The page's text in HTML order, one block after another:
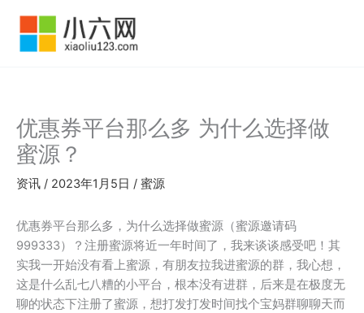
优惠券平台那么多 为什么选择做
蜜源？
资讯 / 2023年1月5日 / 蜜源
优惠券平台那么多，为什么选择做蜜源（蜜源邀请码
999333）？注册蜜源将近一年时间了，我来谈谈感受吧！其
实我一开始没有看上蜜源，有朋友拉我进蜜源的群，我心想，
这是什么乱七八糟的小平台，根本没有进群，后来是在极度无
聊的状态下注册了蜜源，想打发打发时间找个宝妈群聊聊天而